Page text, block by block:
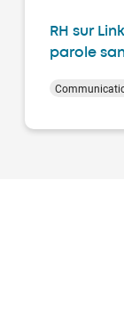
RH sur
parole